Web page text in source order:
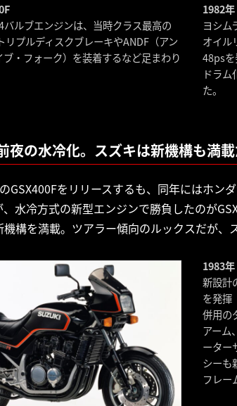
バルブエンジンは、当時クラス最高の
リプルディスクブレーキやANDF（アン
・フォーク）を装着するなど足まわり
1982
ヨシム
オイル
48psを
ドラ
た。
夜の水冷化。スズキは新機構も満
GSX400Fをリリースするも、同年にはホン
水冷方式の新型エンジンで勝負したのが
構を満載。ツアラー傾向のルックスだが、
1983
新設計
を発揮
併用の
アーム
ーター
シーも
フレー